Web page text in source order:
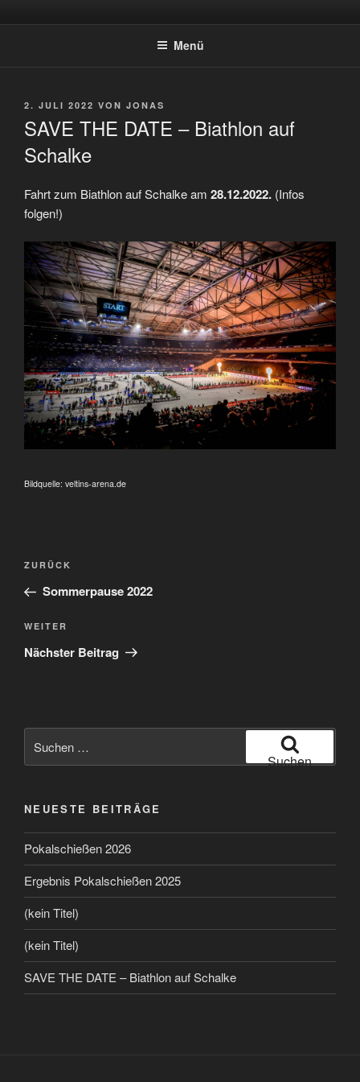
InhaltSPORTSCHÜTZEN HOLTWICK
Menü
VERÖFFENTLICHT
2. JULI 2022 VON JONAS
SAVE THE DATE – Biathlon auf
Schalke
Fahrt zum Biathlon auf Schalke am 28.12.2022. (Infos
folgen!)
Bildquelle: veltins-arena.de
Beitragsnavigation
Vorheriger
Beitrag
ZURÜCK
Sommerpause 2022
Nächster
Beitrag
WEITER
Nächster Beitrag
nach:
Suchen
NEUESTE BEITRÄGE
Pokalschießen 2026
Ergebnis Pokalschießen 2025
(kein Titel)
(kein Titel)
SAVE THE DATE – Biathlon auf Schalke